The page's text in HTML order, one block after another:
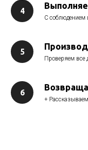
С соблюдением
Проверяем все
+